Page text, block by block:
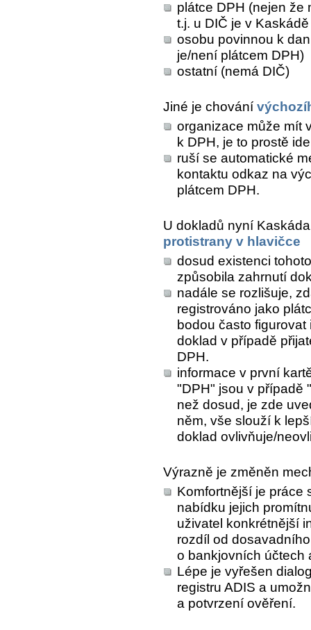
plátce DPH (nejen že
t.j. u DIČ je v
osobu povinnou k
je/není plátcem DPH)
ostatní (nemá DIČ)
Jiné je chování
organizace může mít
k DPH, je to prostě
ruší se automatické
kontaktu odkaz na
plátcem DPH.
U dokladů nyní
protistrany v hlavičce
dosud existenci
způsobila zahrnutí
nadále se rozlišuje,
registrováno jako
bodou často
doklad v případě
DPH.
informace v první
"DPH" jsou v případě
než dosud, je zde
něm, vše slouží k
doklad ovlivňuje/
Výrazně je změněn
Komfortnější je práce
nabídku jejich
uživatel konkrétnější
rozdíl od
o bankjovních účtech
Lépe je vyřešen
registru ADIS a
a potvrzení ověření.